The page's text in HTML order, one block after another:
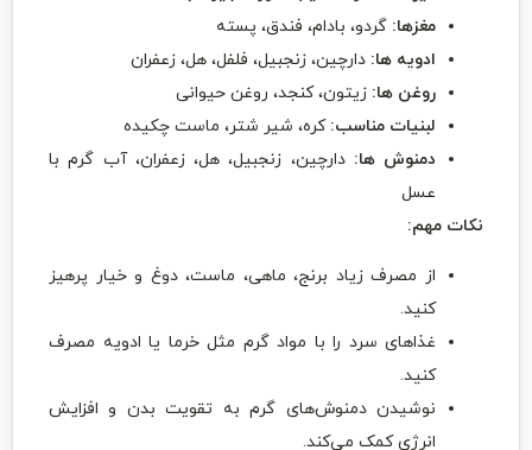
مغزها: گردو، بادام، فندق، پسته
ادویه ها: دارچین، زنجبیل، فلفل، هل، زعفران
روغن ها: زیتون، کنجد، روغن حیوانی
لبنیات مناسب: کره، شیر شتر، ماست چکیده
دمنوش ها: دارچین، زنجبیل، هل، زعفران، آب گرم با
عسل
نکات مهم:
از مصرف زیاد برنج، ماهی، ماست، دوغ و خیار پرهیز
کنید.
غذاهای سرد را با مواد گرم مثل خرما یا ادویه مصرف
کنید.
نوشیدن دمنوش‌های گرم به تقویت بدن و افزایش
انرژی کمک می‌کند.